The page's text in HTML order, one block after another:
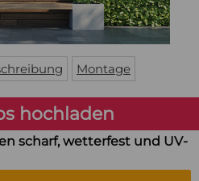
Montage
hochladen
scharf, wetterfest und UV-